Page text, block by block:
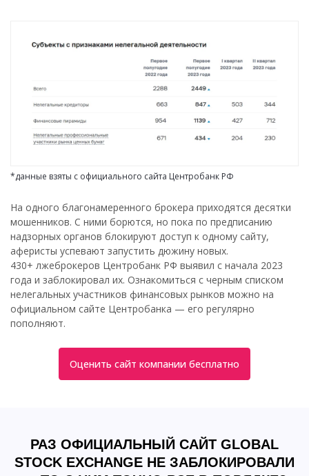
*данные взяты с официального сайта Центробанк РФ
На одного благонамеренного брокера приходятся десятки
мошенников. С ними борются, но пока по предписанию
надзорных органов блокируют доступ к одному сайту,
аферисты успевают запустить дюжину новых.
430+ лжеброкеров Центробанк РФ выявил с начала 2023
года и заблокировал их. Ознакомиться с черным списком
нелегальных участников финансовых рынков можно на
официальном сайте Центробанка — его регулярно
пополняют.
Оценить сайт компании бесплатно
РАЗ ОФИЦИАЛЬНЫЙ САЙТ GLOBAL
STOCK EXCHANGE НЕ ЗАБЛОКИРОВАЛИ